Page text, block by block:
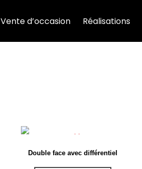
Vente d’occasion Réalisations
Double face avec différentiel